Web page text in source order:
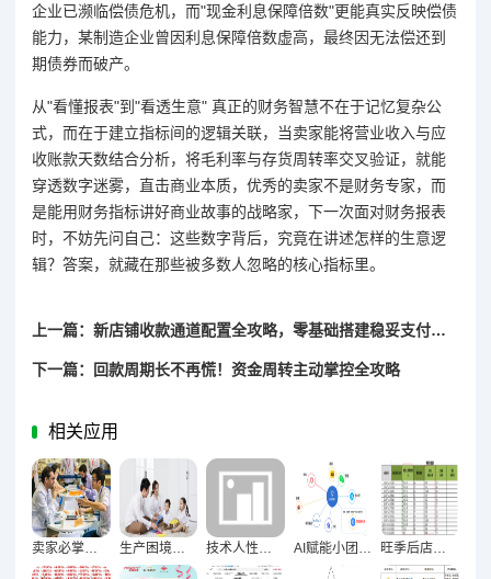
企业已濒临偿债危机，而"现金利息保障倍数"更能真实反映偿债
能力，某制造企业曾因利息保障倍数虚高，最终因无法偿还到
期债券而破产。
从"看懂报表"到"看透生意" 真正的财务智慧不在于记忆复杂公
式，而在于建立指标间的逻辑关联，当卖家能将营业收入与应
收账款天数结合分析，将毛利率与存货周转率交叉验证，就能
穿透数字迷雾，直击商业本质，优秀的卖家不是财务专家，而
是能用财务指标讲好商业故事的战略家，下一次面对财务报表
时，不妨先问自己：这些数字背后，究竟在讲述怎样的生意逻
辑？答案，就藏在那些被多数人忽略的核心指标里。
上一篇：新店铺收款通道配置全攻略，零基础搭建稳妥支付体系
下一篇：回款周期长不再慌！资金周转主动掌控全攻略
相关应用